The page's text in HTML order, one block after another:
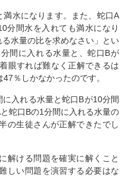
満水になります。また、蛇口A
分間水を入れても満水になり
水量の比を求めなさい」とい
間に入れる水量と、蛇口Bが
眼すれば難なく正解できるは
％しかなかったのです。
入れる水量と蛇口Bが10分間
蛇口Bの1分間に入れる水量の
の生徒さんが正解できたでし
解ける問題を確実に解くこと
しい問題を演習する必要はな